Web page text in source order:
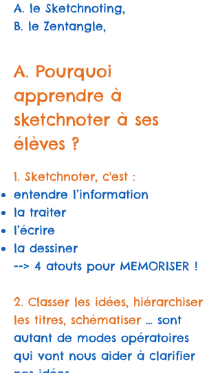
A. le Sketchnoting,
B. le Zentangle,
A. Pourquoi
apprendre à
sketchnoter à ses
élèves ?
1. Sketchnoter, c'est :
entendre l’information
la traiter
l’écrire
la dessiner
--> 4 atouts pour MEMORISER !
2. Classer les idées, hiérarchiser
les titres, schématiser … sont
autant de modes opératoires
qui vont nous aider à clarifier